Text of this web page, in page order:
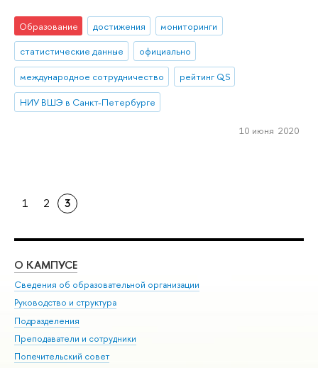
Образование достижения
мониторинги
статистические данные
официально
международное сотрудничество
рейтинг QS
НИУ ВШЭ в Санкт-Петербурге
10 июня 2020
1 2 3
О КАМПУСЕ
Сведения об образовательной организации
Руководство и структура
Подразделения
Преподаватели и сотрудники
Попечительский совет